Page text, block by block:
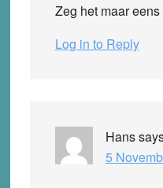
Zeg het maar
Log in to Reply
Hans
5